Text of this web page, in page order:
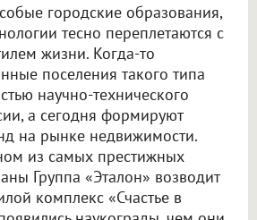
городские образования,
тесно переплетаются с
жизни. Когда-то
поселения такого типа
научно-технического
а сегодня формируют
на рынке недвижимости.
из самых престижных
Группа «Эталон» возводит
комплекс «Счастье в